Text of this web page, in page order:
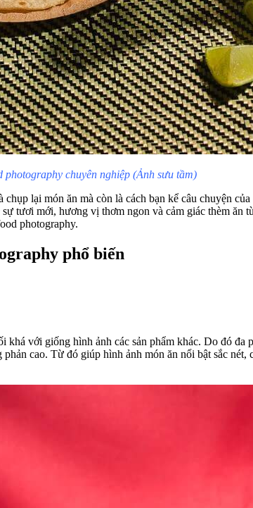
photography chuyên nghiệp (Ảnh sưu tầm)
lại món ăn mà còn là cách bạn kể câu chuyện
tươi mới, hương vị thơm ngon và cảm giác thèm ăn
photography.
phổ biến
với giống hình ảnh các sản phẩm khác. Do đó đa
phản cao. Từ đó giúp hình ảnh món ăn nổi bật sắc